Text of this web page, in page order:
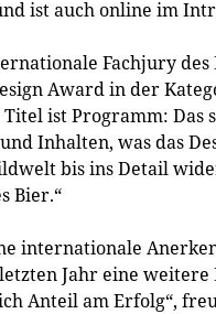
ist auch online im
Fachjury
Award in der
ist Programm:
Inhalten, was das
bis ins Detail
Bier.“
internationale
Jahr eine
Anteil am Erfolg“,